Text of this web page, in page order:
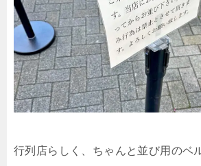
行列店らしく、ちゃんと並び用のベ